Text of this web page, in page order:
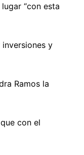
“con esta
y
Ramos la
con el